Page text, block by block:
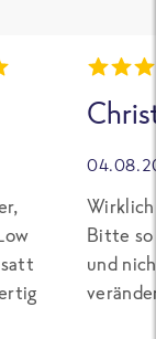
Bitte so
und